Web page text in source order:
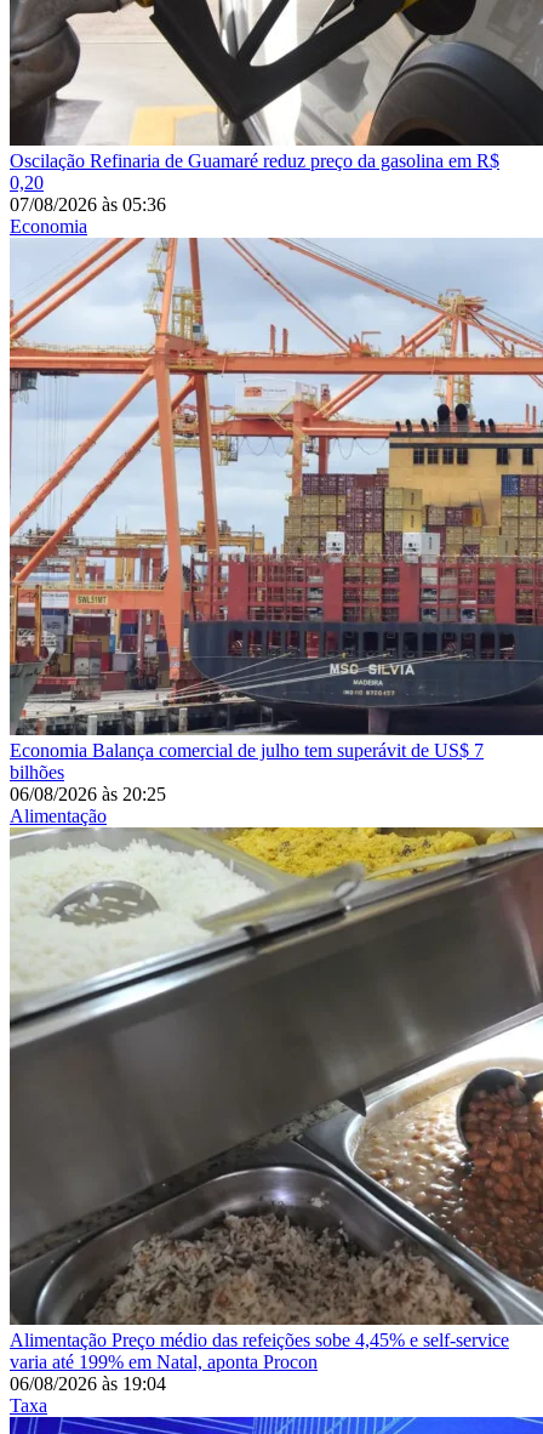
Oscilação Refinaria de Guamaré reduz preço da gasolina em R$
0,20
07/08/2026 às 05:36
Economia
Economia Balança comercial de julho tem superávit de US$ 7
bilhões
06/08/2026 às 20:25
Alimentação
Alimentação Preço médio das refeições sobe 4,45% e self-service
varia até 199% em Natal, aponta Procon
06/08/2026 às 19:04
Taxa